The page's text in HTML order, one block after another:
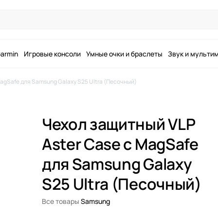
Игровые консоли Умные очки и браслеты Звук и
для Samsung Galaxy S25 Ultra (Песочный)
Чехол защитный VLP
Aster Case с MagSafe
для Samsung Galaxy
S25 Ultra (Песочный)
Все товары Samsung